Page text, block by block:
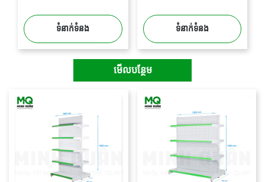
ទំនាក់ទំនង ទំនាក់ទំនង
មើលបន្ថែម